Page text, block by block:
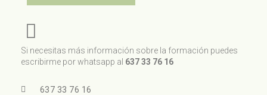
Si necesitas más información sobre la formación puedes
escribirme por whatsapp al 637 33 76 16
637 33 76 16